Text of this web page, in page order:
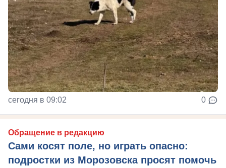
сегодня в 09:02 0
Обращение в редакцию
Сами косят поле, но играть опасно:
подростки из Морозовска просят помочь